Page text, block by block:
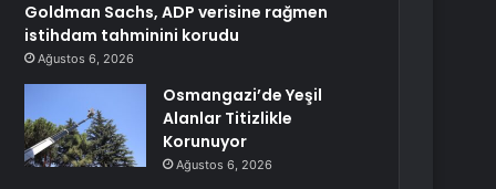
Goldman Sachs, ADP verisine rağmen
istihdam tahminini korudu
Ağustos 6, 2026
Osmangazi’de Yeşil
Alanlar Titizlikle
Korunuyor
Ağustos 6, 2026